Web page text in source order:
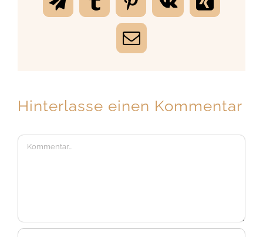
TelegramTumblrPinterest
Vk Xing
E-
Hinterlasse einen Kommentar
Kommentar